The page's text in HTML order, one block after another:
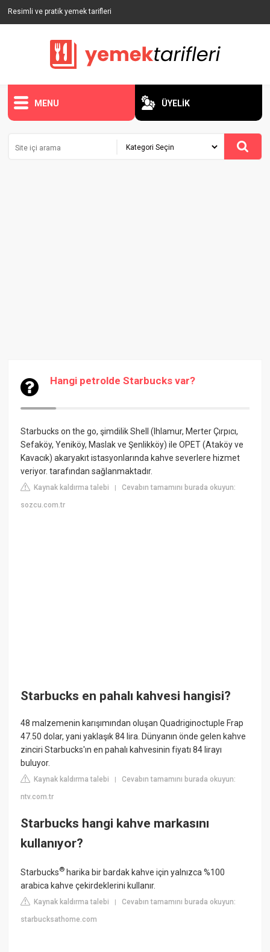
Resimli ve pratik yemek tarifleri
MENU ÜYELİK
Hangi petrolde Starbucks var?
Starbucks on the go, şimdilik Shell (Ihlamur, Merter Çırpıcı,
Sefaköy, Yeniköy, Maslak ve Şenlikköy) ile OPET (Ataköy ve
Kavacık) akaryakıt istasyonlarında kahve severlere hizmet
veriyor. tarafından sağlanmaktadır.
Kaynak kaldırma talebi |Cevabın tamamını burada okuyun:
sozcu.com.tr
Starbucks en pahalı kahvesi hangisi?
48 malzemenin karışımından oluşan Quadriginoctuple Frap
47.50 dolar, yani yaklaşık 84 lira. Dünyanın önde gelen kahve
zinciri Starbucks'ın en pahalı kahvesinin fiyatı 84 lirayı
buluyor.
Kaynak kaldırma talebi |Cevabın tamamını burada okuyun:
ntv.com.tr
Starbucks hangi kahve markasını
kullanıyor?
Starbucks® harika bir bardak kahve için yalnızca %100
arabica kahve çekirdeklerini kullanır.
Kaynak kaldırma talebi |Cevabın tamamını burada okuyun:
starbucksathome.com